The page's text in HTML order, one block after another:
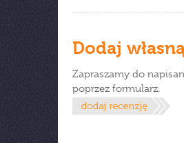
Dodaj
Zapraszamy do
poprzez formularz.